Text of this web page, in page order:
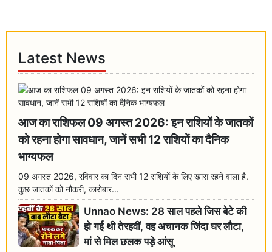
Latest News
आज का राशिफल 09 अगस्त 2026: इन राशियों के जातकों
को रहना होगा सावधान, जानें सभी 12 राशियों का दैनिक
भाग्यफल
09 अगस्त 2026, रविवार का दिन सभी 12 राशियों के लिए खास रहने वाला है.
कुछ जातकों को नौकरी, कारोबार...
Unnao News: 28 साल पहले जिस बेटे की
हो गई थी तेरहवीं, वह अचानक जिंदा घर लौटा,
मां से मिल छलक पड़े आंसू